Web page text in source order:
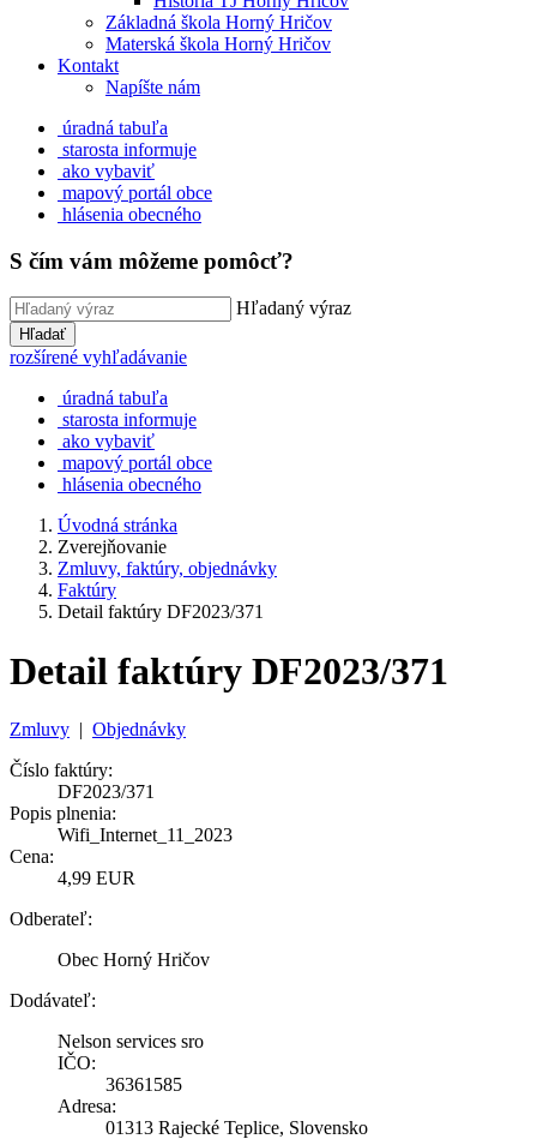
Základná škola Horný Hričov
Materská škola Horný Hričov
Kontakt
Napíšte nám
úradná tabuľa
starosta informuje
ako vybaviť
mapový portál obce
hlásenia obecného
S čím vám môžeme pomôcť?
Hľadaný výraz
Hľadať
rozšírené vyhľadávanie
úradná tabuľa
starosta informuje
ako vybaviť
mapový portál obce
hlásenia obecného
Úvodná stránka
Zverejňovanie
Zmluvy, faktúry, objednávky
Faktúry
Detail faktúry DF2023/371
Detail faktúry DF2023/371
Zmluvy | Objednávky
Číslo faktúry:
DF2023/371
Popis plnenia:
Wifi_Internet_11_2023
Cena:
4,99 EUR
Odberateľ:
Obec Horný Hričov
Dodávateľ:
Nelson services sro
IČO:
36361585
Adresa:
01313 Rajecké Teplice, Slovensko